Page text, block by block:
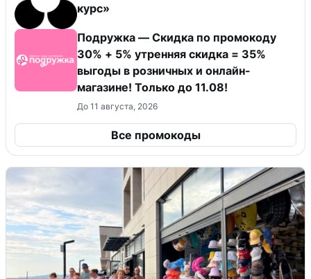
курс»
Подружка — Скидка по промокоду
30% + 5% утренняя скидка = 35%
выгоды в розничных и онлайн-
магазине! Только до 11.08!
До 11 августа, 2026
Все промокоды